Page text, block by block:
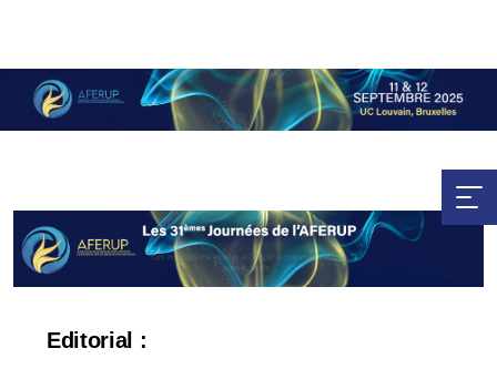
Editorial :